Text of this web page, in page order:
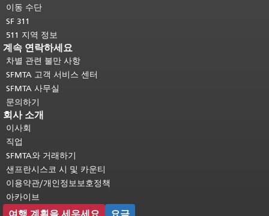
이동 수단
SF 311
511 지역 정보
계속 연락하세요
차별 관련 불만 사항
SFMTA 고객 서비스 센터
SFMTA 사무실
문의하기
회사 소개
이사회
직업
SFMTA와 거래하기
샌프란시스코 시 및 카운티
이용약관/개인정보보호정책
아카이브